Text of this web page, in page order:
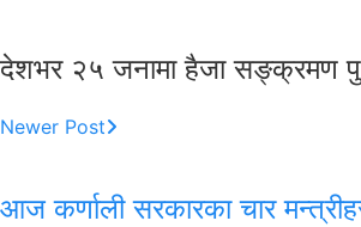
देशभर २५ जनामा हैजा सङ्क्रमण
Newer Post
आज कर्णाली सरकारका चार